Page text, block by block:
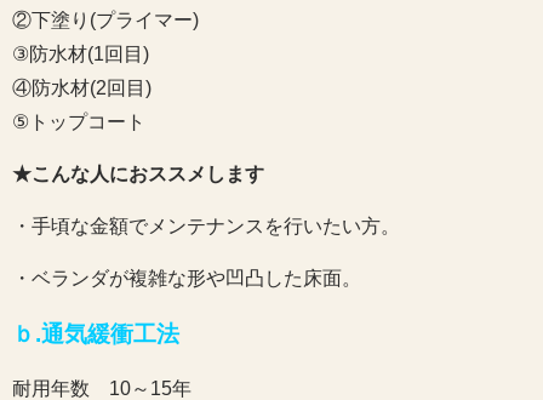
②下塗り(プライマー)
③防水材(1回目)
④防水材(2回目)
⑤トップコート
★こんな人におススメします
・手頃な金額でメンテナンスを行いたい方。
・ベランダが複雑な形や凹凸した床面。
ｂ.通気緩衝工法
耐用年数 10～15年